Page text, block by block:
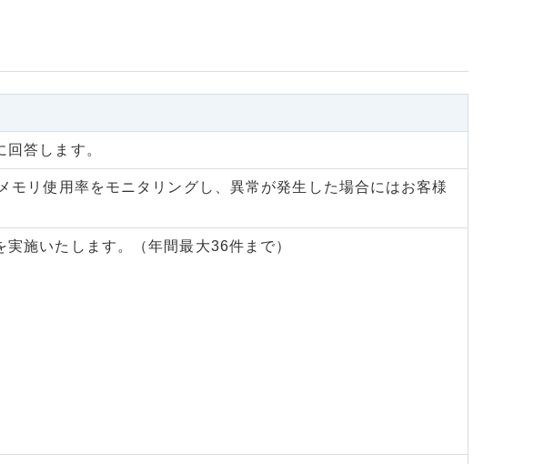
答します。
リ使用率をモニタリングし、異常が発生した場合にはお客様
施いたします。（年間最大36件まで）